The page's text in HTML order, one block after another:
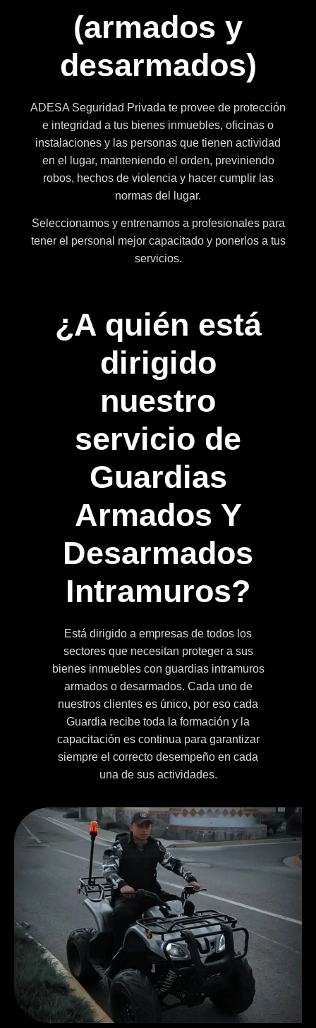
(armados y
desarmados)
ADESA Seguridad Privada te provee de protección
e integridad a tus bienes inmuebles, oficinas o
instalaciones y las personas que tienen actividad
en el lugar, manteniendo el orden, previniendo
robos, hechos de violencia y hacer cumplir las
normas del lugar.
Seleccionamos y entrenamos a profesionales para
tener el personal mejor capacitado y ponerlos a tus
servicios.
¿A quién está
dirigido
nuestro
servicio de
Guardias
Armados Y
Desarmados
Intramuros?
Está dirigido a empresas de todos los
sectores que necesitan proteger a sus
bienes inmuebles con guardias intramuros
armados o desarmados. Cada uno de
nuestros clientes es único, por eso cada
Guardia recibe toda la formación y la
capacitación es continua para garantizar
siempre el correcto desempeño en cada
una de sus actividades.